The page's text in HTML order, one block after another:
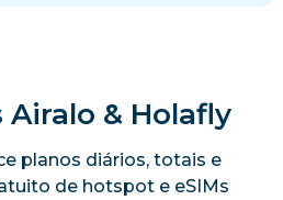
Airalo & Holafly
planos diários, totais e
de hotspot e eSIMs